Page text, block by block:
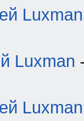
Luxman
Luxman
Luxman